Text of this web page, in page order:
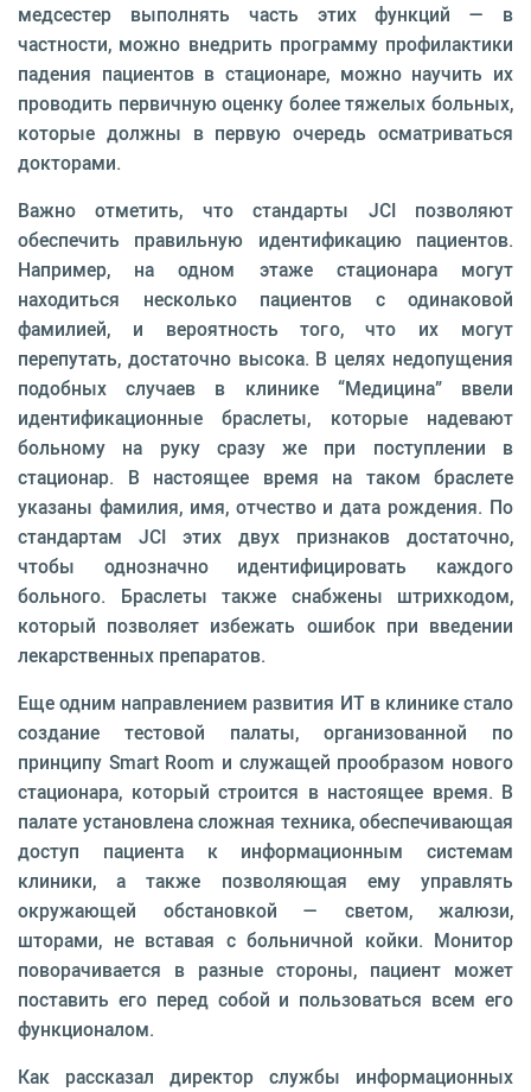
медсестер выполнять часть этих функций — в
частности, можно внедрить программу профилактики
падения пациентов в стационаре, можно научить их
проводить первичную оценку более тяжелых больных,
которые должны в первую очередь осматриваться
докторами.
Важно отметить, что стандарты JCI позволяют
обеспечить правильную идентификацию пациентов.
Например, на одном этаже стационара могут
находиться несколько пациентов с одинаковой
фамилией, и вероятность того, что их могут
перепутать, достаточно высока. В целях недопущения
подобных случаев в клинике “Медицина” ввели
идентификационные браслеты, которые надевают
больному на руку сразу же при поступлении в
стационар. В настоящее время на таком браслете
указаны фамилия, имя, отчество и дата рождения. По
стандартам JCI этих двух признаков достаточно,
чтобы однозначно идентифицировать каждого
больного. Браслеты также снабжены штрихкодом,
который позволяет избежать ошибок при введении
лекарственных препаратов.
Еще одним направлением развития ИТ в клинике стало
создание тестовой палаты, организованной по
принципу Smart Room и служащей прообразом нового
стационара, который строится в настоящее время. В
палате установлена сложная техника, обеспечивающая
доступ пациента к информационным системам
клиники, а также позволяющая ему управлять
окружающей обстановкой — светом, жалюзи,
шторами, не вставая с больничной койки. Монитор
поворачивается в разные стороны, пациент может
поставить его перед собой и пользоваться всем его
функционалом.
Как рассказал директор службы информационных